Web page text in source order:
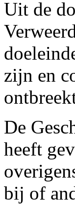
Uit de
zijn en
De
heeft
bij of